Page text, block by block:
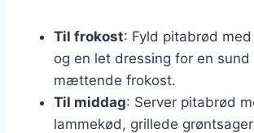
Til frokost: Fyld pitabrød
og en let dressing for en sund
mættende frokost.
Til middag: Server pitabrød
lammekød, grillede